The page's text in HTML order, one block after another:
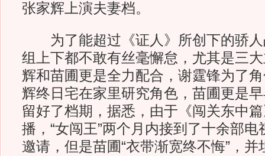
张家辉上演夫妻档。
为了能超过《证人》所创下的骄人
组上下都不敢有丝毫懈怠，尤其是三
辉和苗圃更是全力配合，谢霆锋为了
辉终日宅在家里研究角色，苗圃更是
留好了档期，据悉，由于《闯关东中
播，“女闯王”两个月内接到了十余部
邀请，但是苗圃“衣带渐宽终不悔”，并